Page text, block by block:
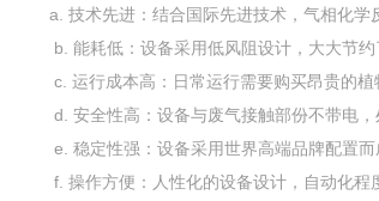
a. 技术先进：结合国际先进技术，气相化学
b. 能耗低：设备采用低风阻设计，大大节约
c. 运行成本高：日常运行需要购买昂贵的植
d. 安全性高：设备与废气接触部份不带电，
e. 稳定性强：设备采用世界高端品牌配置而
f. 操作方便：人性化的设备设计，自动化程